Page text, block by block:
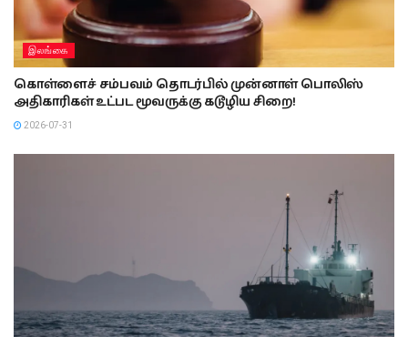
இலங்கை
கொள்ளைச் சம்பவம் தொடர்பில் முன்னாள் பொலிஸ்
அதிகாரிகள் உட்பட மூவருக்கு கடூழிய சிறை!
2026-07-31